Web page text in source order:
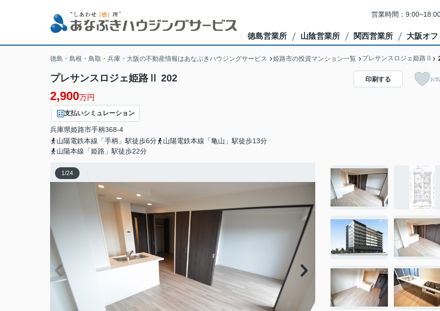
営業時間：
徳島営業所 山陰営業所 関西営業所 大阪オフ
徳島・島根・鳥取・兵庫・大阪の不動産情報はあなぶきハウジングサービス 姫路市の投資マンション一覧 プレサンスロジェ姫路Ⅱ
プレサンスロジェ姫路Ⅱ 202
2,900万円
支払いシミュレーション
兵庫県姫路市手柄368-4
山陽電鉄本線「手柄」駅徒歩6分
山陽電鉄本線「亀山」駅徒歩13分
山陽本線「姫路」駅徒歩22分
印刷する お
1/24